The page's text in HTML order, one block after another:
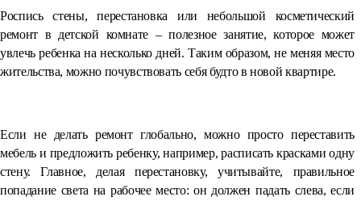
Роспись стены, перестановка или небольшой косметический
ремонт в детской комнате – полезное занятие, которое может
увлечь ребенка на несколько дней. Таким образом, не меняя место
жительства, можно почувствовать себя будто в новой квартире.
Если не делать ремонт глобально, можно просто переставить
мебель и предложить ребенку, например, расписать красками одну
стену. Главное, делая перестановку, учитывайте, правильное
попадание света на рабочее место: он должен падать слева, если